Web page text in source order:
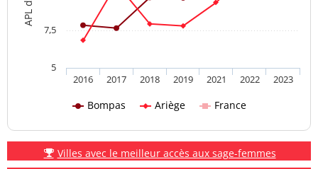
Bompas Ariège France
2016 2017 2018 2019 2021 2022 2023
5
7,5
Villes avec le meilleur accès aux sage-femmes